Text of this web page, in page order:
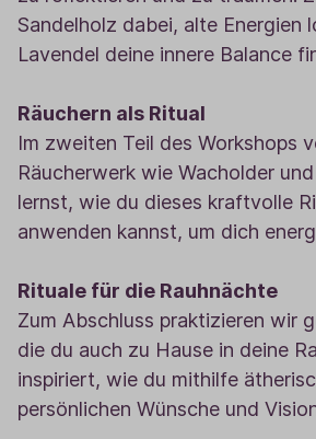
Sandelholz dabei, alte Energien
Lavendel deine innere Balance
Räuchern als Ritual
Im zweiten Teil des Workshops
Räucherwerk wie Wacholder
lernst, wie du dieses kraftvolle
anwenden kannst, um dich
Rituale für die Rauhnächte
Zum Abschluss praktizieren wir
die du auch zu Hause in deine
inspiriert, wie du mithilfe
persönlichen Wünsche und